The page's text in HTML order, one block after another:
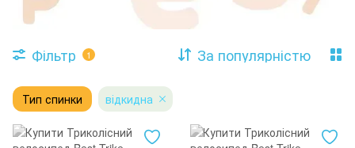
Фільтр 1 За популярністю
Тип спинки відкидна